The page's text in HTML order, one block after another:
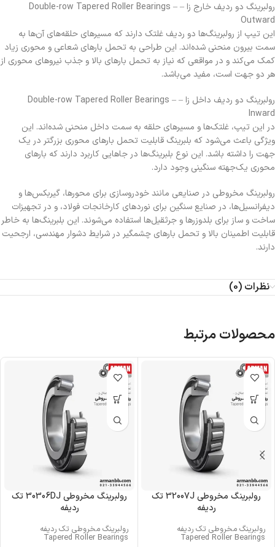
رولبرینگ دو ردیف خارج زا – Double-row Tapered Roller Bearings –
Outward
این تیپ از رولبرینگ‌ها دو ردیف غلتک دارند که مسیرهای حلقه‌های آن‌ها به
سمت بیرون منحنی شده‌اند. این طراحی به تحمل بارهای شعاعی و محوری زیاد
کمک می‌کند و در مواقعی که نیاز به تحمل بارهای بالا و جذب نیروهای محوری از
هر دو جهت است، مفید می‌باشد.
رولبرینگ دو ردیف داخل زا – Double-row Tapered Roller Bearings –
Inward
در این تیپ، غلتک‌ها و مسیرهای حلقه به سمت داخل منحنی شده‌اند. این
ویژگی باعث می‌شود که بلبرینگ قابلیت تحمل بارهای محوری بزرگتر در یک
جهت را داشته باشد. این نوع بلبرینگ‌ها در جاهایی کاربرد دارند که بارهای
محوری یک‌جهته سنگینی وجود دارد.
رولبرینگ‌ مخروطی در صنایعی مانند خودروسازی برای محورها، گیربکس‌ها و
دیفرانسیل‌ها، در صنایع سنگین برای نوردهای کارخانجات فولاد، و در تجهیزات
ساخت و ساز برای بلدوزرها و جرثقیل‌ها استفاده می‌شوند. این بلبرینگ‌ها به خاطر
قابلیت اطمینان بالا و تحمل بارهای چشمگیر در شرایط دشوار مهندسی، ارجحیت
دارند.
نظرات (0)
محصولات مرتبط
رولبرینگ‌ مخروطی 32007J تک
ردیفه
رولبرینگ‌ مخروطی تک ردیفه
Tapered Roller Bearings
رولبرینگ‌ مخروطی 30306DJ تک
ردیفه
رولبرینگ‌ مخروطی تک ردیفه
Tapered Roller Bearings